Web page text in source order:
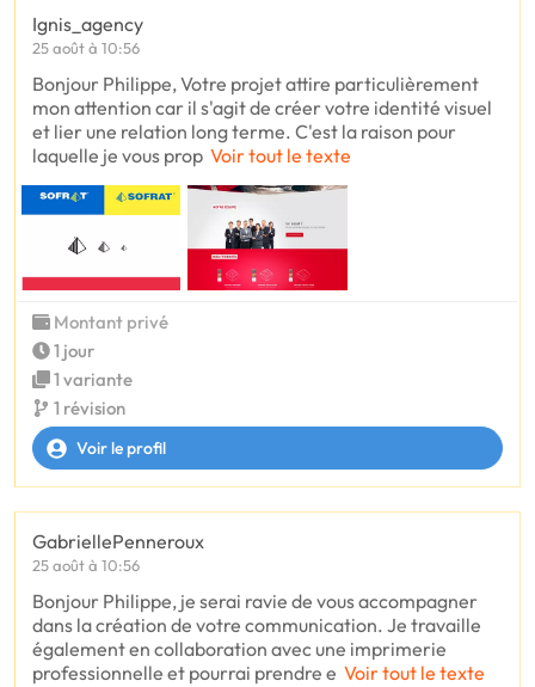
Ignis_agency
25 août à 10:56
Bonjour Philippe, Votre projet attire particulièrement
mon attention car il s'agit de créer votre identité visuel
et lier une relation long terme. C'est la raison pour
laquelle je vous prop Voir tout le texte
Montant privé
1 jour
1 variante
1 révision
Voir le profil
GabriellePenneroux
25 août à 10:56
Bonjour Philippe, je serai ravie de vous accompagner
dans la création de votre communication. Je travaille
également en collaboration avec une imprimerie
professionnelle et pourrai prendre e Voir tout le texte